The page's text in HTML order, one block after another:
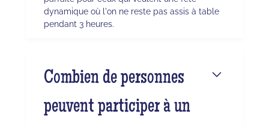
dynamique où l'on ne reste pas assis à table
pendant 3 heures.
Combien de personnes
peuvent participer à un